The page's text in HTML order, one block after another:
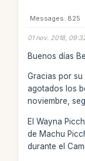
Messages: 825
01 nov. 2018,
Buenos días
Gracias por su
agotados los
noviembre,
El Wayna
de Machu
durante el